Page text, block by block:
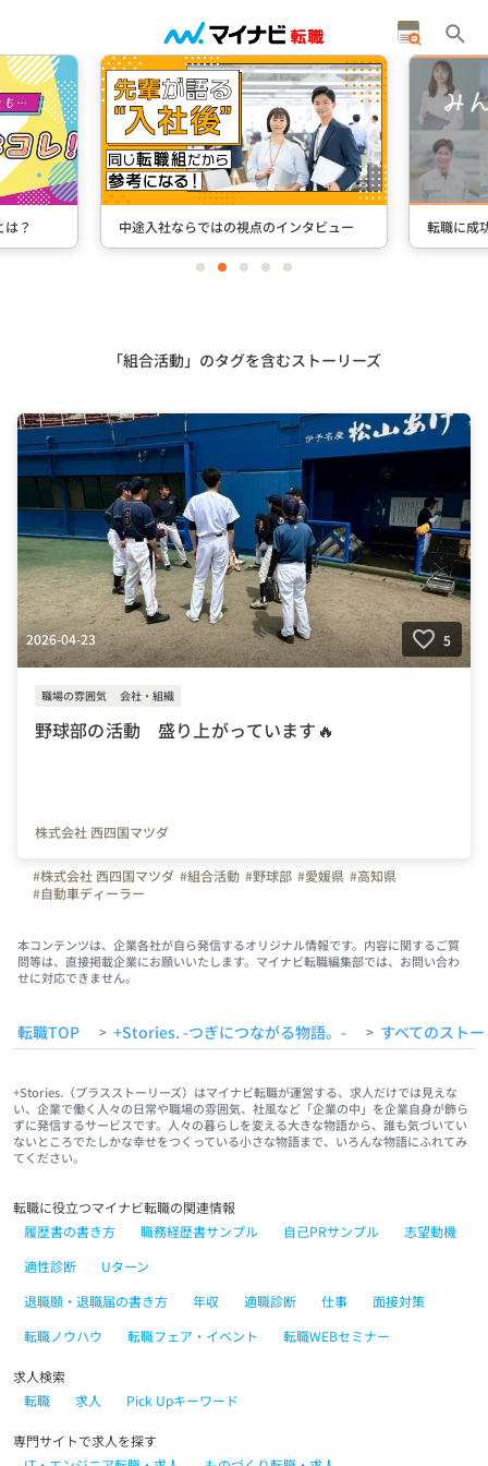
？ 中途入社ならではの視点のインタビュー 転職に成
itemitemitemitemitem
「組合活動」のタグを含むストーリーズ
2026-04-23 5
職場の雰囲気 会社・組織
野球部の活動 盛り上がっています🔥
株式会社 西四国マツダ
#株式会社 西四国マツダ #組合活動 #野球部 #愛媛県 #高知県
#自動車ディーラー
本コンテンツは、企業各社が自ら発信するオリジナル情報です。内容に関するご質
問等は、直接掲載企業にお願いいたします。マイナビ転職編集部では、お問い合わ
せに対応できません。
転職TOP > +Stories. -つぎにつながる物語。- > すべてのスト
+Stories.（プラスストーリーズ）はマイナビ転職が運営する、求人だけでは見えな
い、企業で働く人々の日常や職場の雰囲気、社風など「企業の中」を企業自身が飾ら
ずに発信するサービスです。人々の暮らしを変える大きな物語から、誰も気づいてい
ないところでたしかな幸せをつくっている小さな物語まで、いろんな物語にふれてみ
てください。
転職に役立つマイナビ転職の関連情報
履歴書の書き方
職務経歴書サンプル 自己PRサンプル
志望動機
適性診断
Uターン
退職願・退職届の書き方
年収 適職診断 仕事
面接対策
転職ノウハウ
転職フェア・イベント 転職WEBセミナー
求人検索
転職
求人 Pick Upキーワード
専門サイトで求人を探す